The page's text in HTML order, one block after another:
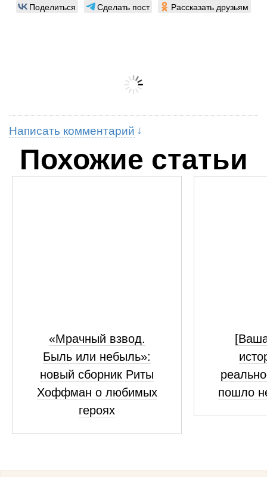
Поделиться Сделать пост Рассказать друзьям
Написать комментарий
Похожие статьи
«Мрачный взвод.
Быль или небыль»:
новый сборник Риты
Хоффман о любимых
героях
пошло